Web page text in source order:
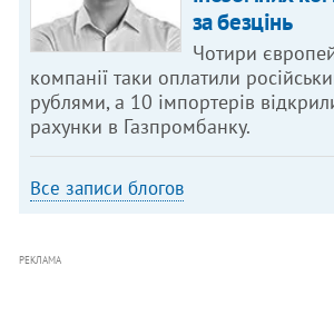
за безцінь
Чотири
компанії таки оплатили
рублями, а 10 імпортерів
рахунки в Газпромбанку.
Все записи блогов
РЕКЛАМА